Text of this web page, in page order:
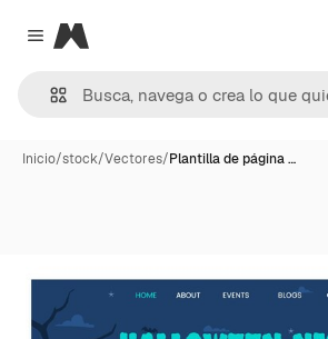
Close menu
Magnific
Inicio/stock/Vectores/Plantilla de página …